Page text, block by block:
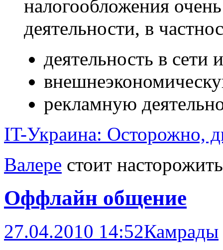
налогообложения
деятельности, в
деятельность в сети
рекламную
IT-Украина: Осторожно,
Валере стоит
Оффлайн общение
27.04.2010 14:52Камрады